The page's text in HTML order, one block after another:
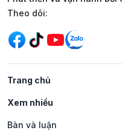
Mạng xã hội
Theo dõi:
Trang chủ
Xem nhiều
Bàn và luận